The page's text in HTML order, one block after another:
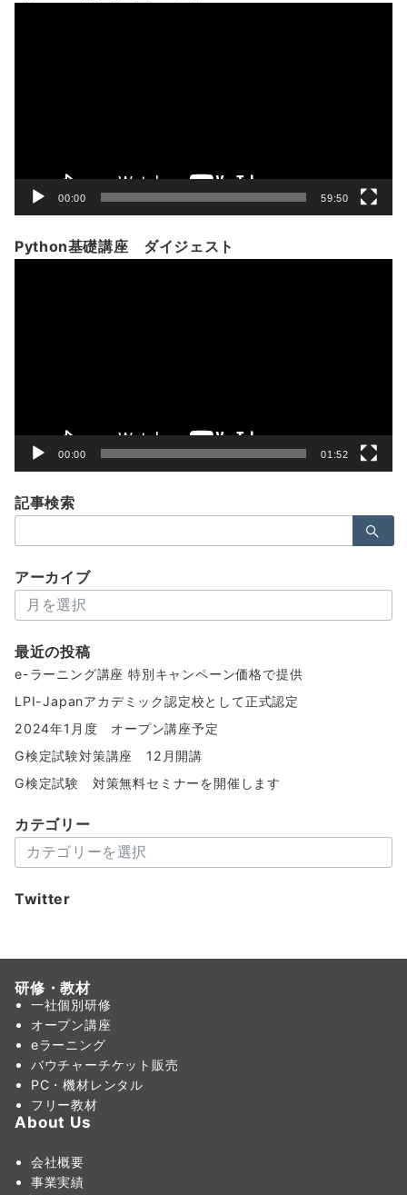
00:00 59:50
Python基礎講座 ダイジェスト
00:00 01:52
記事検索
索：
アーカイブ
ー
イ
ブ
最近の投稿
e-ラーニング講座 特別キャンペーン価格で提供
LPI-Japanアカデミック認定校として正式認定
2024年1月度 オープン講座予定
G検定試験対策講座 12月開講
G検定試験 対策無料セミナーを開催します
カテゴリー
テ
リ
Twitter
研修・教材
一社個別研修
オープン講座
eラーニング
バウチャーチケット販売
PC・機材レンタル
フリー教材
About Us
会社概要
事業実績